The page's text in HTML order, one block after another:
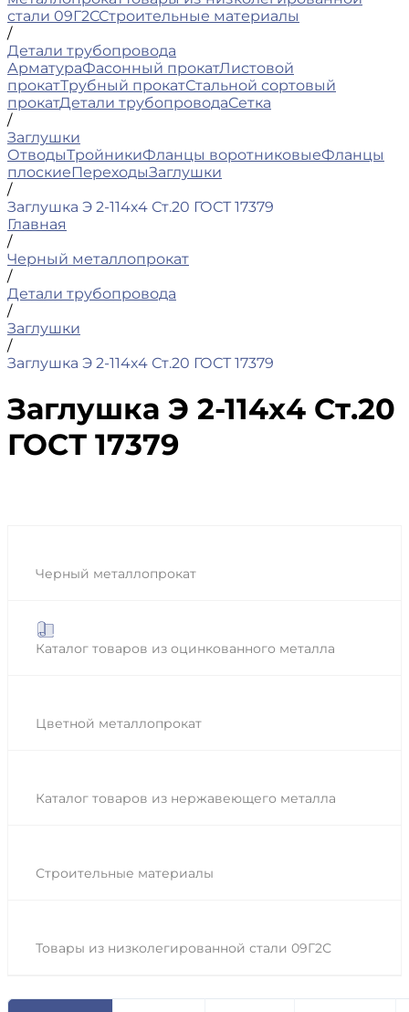
стали 09Г2ССтроительные материалы
/
Детали трубопровода
АрматураФасонный прокатЛистовой
прокатТрубный прокатСтальной сортовый
прокатДетали трубопроводаСетка
/
Заглушки
ОтводыТройникиФланцы воротниковыеФланцы
плоскиеПереходыЗаглушки
/
Заглушка Э 2-114х4 Ст.20 ГОСТ 17379
Главная
/
Черный металлопрокат
/
Детали трубопровода
/
Заглушки
/
Заглушка Э 2-114х4 Ст.20 ГОСТ 17379
Заглушка Э 2-114х4 Ст.20
ГОСТ 17379
Черный металлопрокат
Каталог товаров из оцинкованного металла
Цветной металлопрокат
Каталог товаров из нержавеющего металла
Строительные материалы
Товары из низколегированной стали 09Г2С